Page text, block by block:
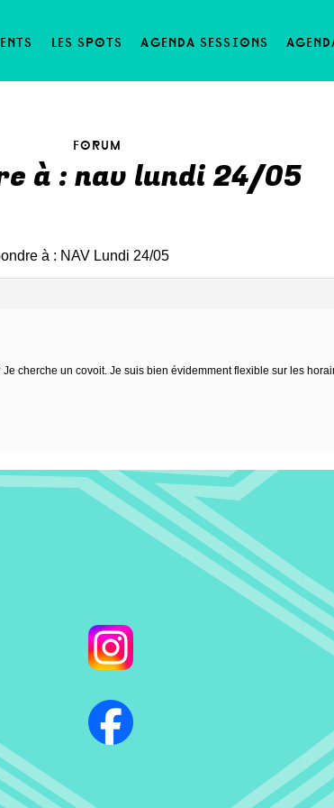
les spots agenda sessions
forum
à : nav lundi 24/05
à : NAV Lundi 24/05
cherche un covoit. Je suis bien évidemment flexible sur les